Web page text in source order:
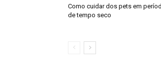
Como cuidar dos pets em
de tempo seco